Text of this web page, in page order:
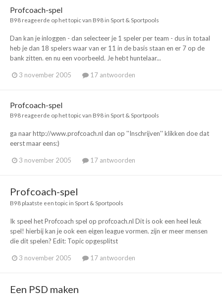
Profcoach-spel
B98 reageerde op het topic van B98 in Sport & Sportpools
Dan kan je inloggen - dan selecteer je 1 speler per team - dus in totaal
heb je dan 18 spelers waar van er 11 in de basis staan en er 7 op de
bank zitten. en nu een voorbeeld. Je hebt huntelaar...
3 november 2005 17 antwoorden
Profcoach-spel
B98 reageerde op het topic van B98 in Sport & Sportpools
ga naar http://www.profcoach.nl dan op ''Inschrijven'' klikken doe dat
eerst maar eens:)
3 november 2005 17 antwoorden
Profcoach-spel
B98 plaatste een topic in Sport & Sportpools
Ik speel het Profcoach spel op profcoach.nl Dit is ook een heel leuk
spel! hierbij kan je ook een eigen league vormen. zijn er meer mensen
die dit spelen? Edit: Topic opgesplitst
3 november 2005 17 antwoorden
Een PSD maken